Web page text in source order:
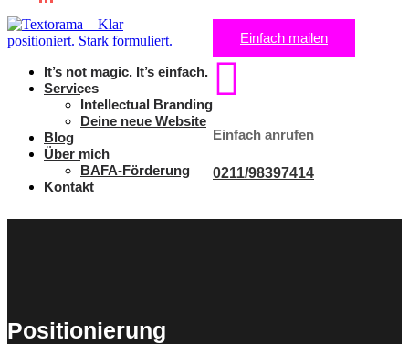
It’s not magic. It’s einfach.
Services
Intellectual Branding
Deine neue Website
Blog
Über mich
BAFA-Förderung
Kontakt
Einfach mailen

Einfach anrufen
0211/98397414
Positionierung